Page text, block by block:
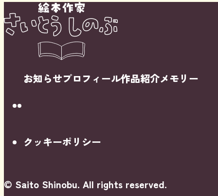
お知らせプロフィール作品紹介メモリー
クッキーポリシー
© Saito Shinobu. All rights reserved.